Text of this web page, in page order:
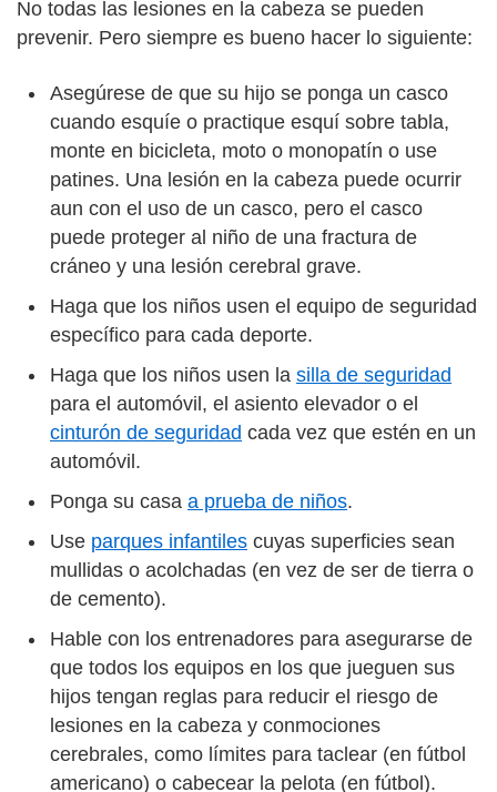
No todas las lesiones en la cabeza se pueden
prevenir. Pero siempre es bueno hacer lo siguiente:
Asegúrese de que su hijo se ponga un casco
cuando esquíe o practique esquí sobre tabla,
monte en bicicleta, moto o monopatín o use
patines. Una lesión en la cabeza puede ocurrir
aun con el uso de un casco, pero el casco
puede proteger al niño de una fractura de
cráneo y una lesión cerebral grave.
Haga que los niños usen el equipo de seguridad
específico para cada deporte.
Haga que los niños usen la silla de seguridad
para el automóvil, el asiento elevador o el
cinturón de seguridad cada vez que estén en un
automóvil.
Ponga su casa a prueba de niños.
Use parques infantiles cuyas superficies sean
mullidas o acolchadas (en vez de ser de tierra o
de cemento).
Hable con los entrenadores para asegurarse de
que todos los equipos en los que jueguen sus
hijos tengan reglas para reducir el riesgo de
lesiones en la cabeza y conmociones
cerebrales, como límites para taclear (en fútbol
americano) o cabecear la pelota (en fútbol).